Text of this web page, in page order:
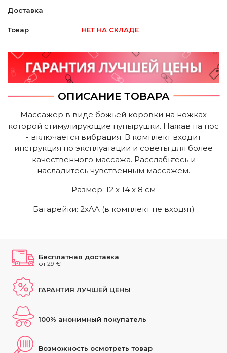
Доставка -
Товар НЕТ НА СКЛАДЕ
ОПИСАНИЕ ТОВАРА
Массажёр в виде божьей коровки на ножках
которой стимулирующие пупырушки. Нажав на нос
- включается вибрация. В комплект входит
инструкция по эксплуатации и советы для более
качественного массажа. Расслабьтесь и
насладитесь чувственным массажем.
Размер: 12 x 14 x 8 cм
Батарейки: 2xAA (в комплект не входят)
Бесплатная доставка
от 29 €
ГАРАНТИЯ ЛУЧШЕЙ ЦЕНЫ
100% анонимный покупатель
Возможность осмотреть товар